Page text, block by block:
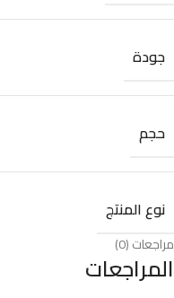
جودة
حجم
نوع المنتج
مراجعات (0)
المراجعات